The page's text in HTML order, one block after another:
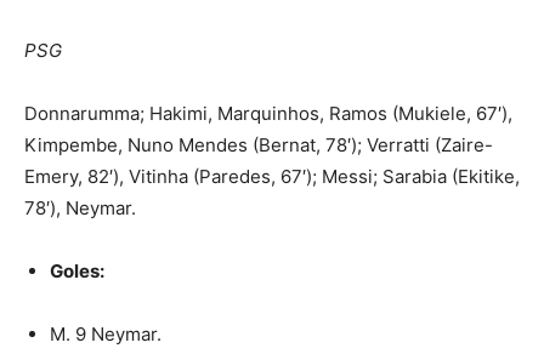
PSG
Donnarumma; Hakimi, Marquinhos, Ramos (Mukiele, 67′),
Kimpembe, Nuno Mendes (Bernat, 78′); Verratti (Zaire-
Emery, 82′), Vitinha (Paredes, 67′); Messi; Sarabia (Ekitike,
78′), Neymar.
Goles:
M. 9 Neymar.